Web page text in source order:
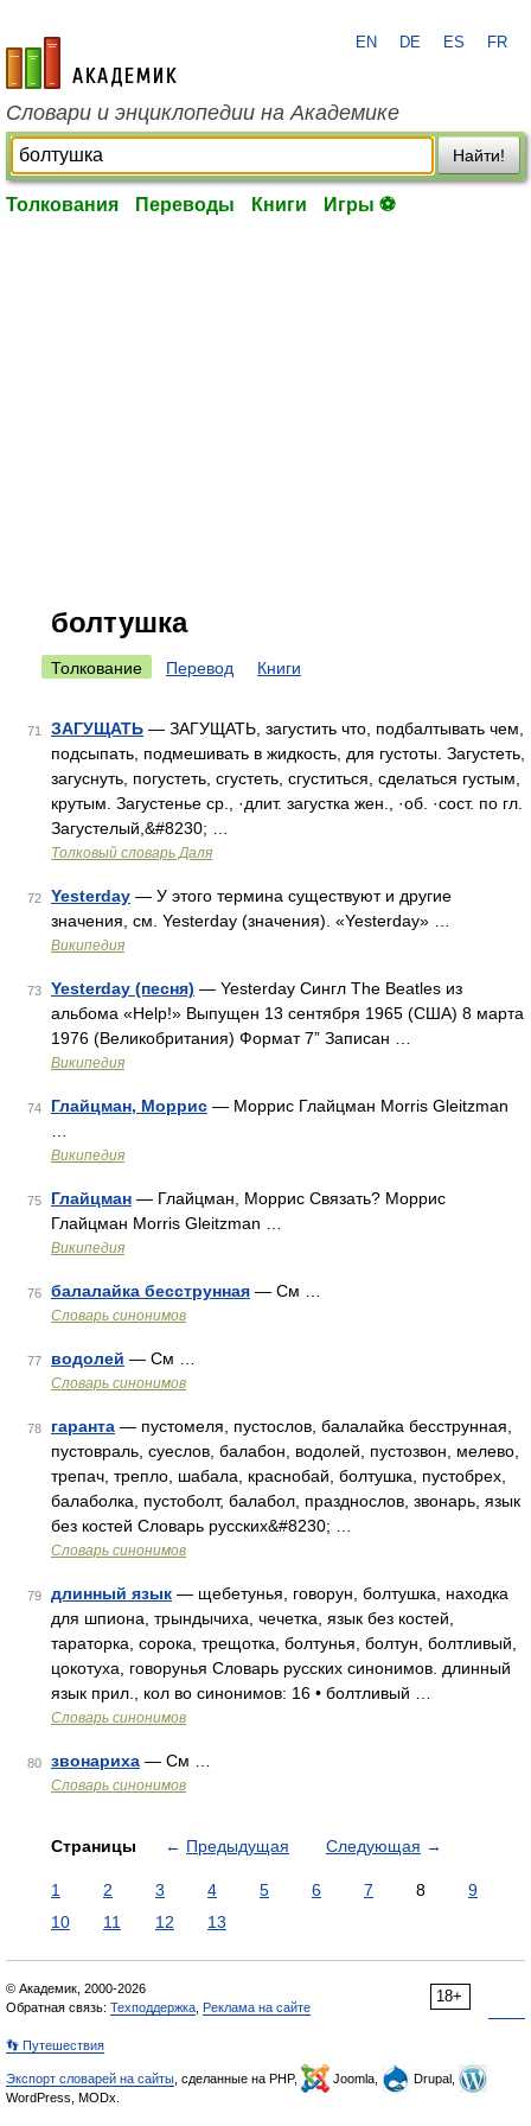
academic.ru
EN DE ES FR
Словари и энциклопедии на Академике
Найти!
Толкования Переводы Книги Игры ⚽
болтушка
Толкование Перевод Книги
71 ЗАГУЩАТЬ — ЗАГУЩАТЬ, загустить что, подбалтывать чем,
подсыпать, подмешивать в жидкость, для густоты. Загустеть,
загуснуть, погустеть, сгустеть, сгуститься, сделаться густым,
крутым. Загустенье ср., ·длит. загустка жен., ·об. ·сост. по гл.
Загустелый,&#8230; …
Толковый словарь Даля
72 Yesterday — У этого термина существуют и другие
значения, см. Yesterday (значения). «Yesterday» …
Википедия
73 Yesterday (песня) — Yesterday Сингл The Beatles из
альбома «Help!» Выпущен 13 сентября 1965 (США) 8 марта
1976 (Великобритания) Формат 7” Записан …
Википедия
74 Глайцман, Моррис — Моррис Глайцман Morris Gleitzman
Википедия
75 Глайцман — Глайцман, Моррис Связать? Моррис
Глайцман Morris Gleitzman …
Википедия
76 балалайка бесструнная — См …
Словарь синонимов
77 водолей — См …
Словарь синонимов
78 гаранта — пустомеля, пустослов, балалайка бесструнная,
пустовраль, суеслов, балабон, водолей, пустозвон, мелево,
трепач, трепло, шабала, краснобай, болтушка, пустобрех,
балаболка, пустоболт, балабол, празднослов, звонарь, язык
без костей Словарь русских&#8230; …
Словарь синонимов
79 длинный язык — щебетунья, говорун, болтушка, находка
для шпиона, трындычиха, чечетка, язык без костей,
тараторка, сорока, трещотка, болтунья, болтун, болтливый,
цокотуха, говорунья Словарь русских синонимов. длинный
язык прил., кол во синонимов: 16 • болтливый …
Словарь синонимов
80 звонариха — См …
Словарь синонимов
Страницы ← Предыдущая Следующая →
1 2 3 4 5 6 7 8
9
10
11 12 13
18+
© Академик, 2000-2026
Обратная связь: Техподдержка Реклама на сайте
👣 Путешествия
Экспорт словарей на сайты , сделанные на PHP, Joomla,
Drupal,
WordPress, MODx.